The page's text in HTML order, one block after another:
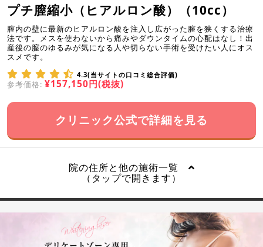
プチ膣縮小（ヒアルロン酸）（10cc）
膣内の壁に最新のヒアルロン酸を注入し広がった膣を狭くする治療
法です。メスを使わないから痛みやダウンタイムの心配はなし！出
産後の膣のゆるみが気になる人や切らない手術を受けたい人にオス
スメです。
4.3(当サイトの口コミ総合評価)
参考価格: ¥157,150円(税抜)
クリニック公式で詳細を見る
院の住所と他の施術一覧
（タップで開きます）